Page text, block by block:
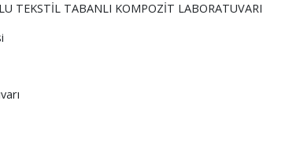
TEKSTİL TABANLI KOMPOZİT LABORATUVARI